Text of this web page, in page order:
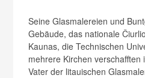
Seine Glasmalereien und
Gebäude, das nationale
Kaunas, die Technischen
mehrere Kirchen
Vater der litauischen